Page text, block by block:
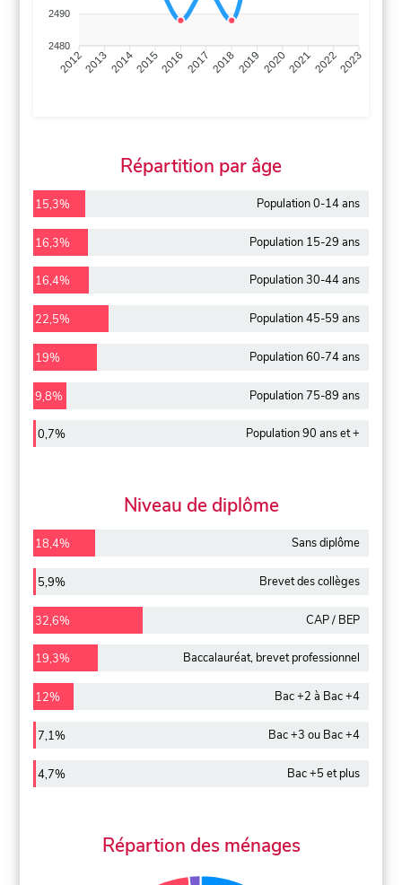
2490
2480
201220132014201520162017 20182019 2020202120222023
Répartition par âge
15,3% Population 0-14 ans
16,3% Population 15-29 ans
16,4% Population 30-44 ans
22,5% Population 45-59 ans
19% Population 60-74 ans
9,8% Population 75-89 ans
0,7% Population 90 ans et +
Niveau de diplôme
18,4% Sans diplôme
5,9% Brevet des collèges
32,6% CAP / BEP
19,3% Baccalauréat, brevet professionnel
12% Bac +2 à Bac +4
7,1% Bac +3 ou Bac +4
4,7% Bac +5 et plus
Répartion des ménages